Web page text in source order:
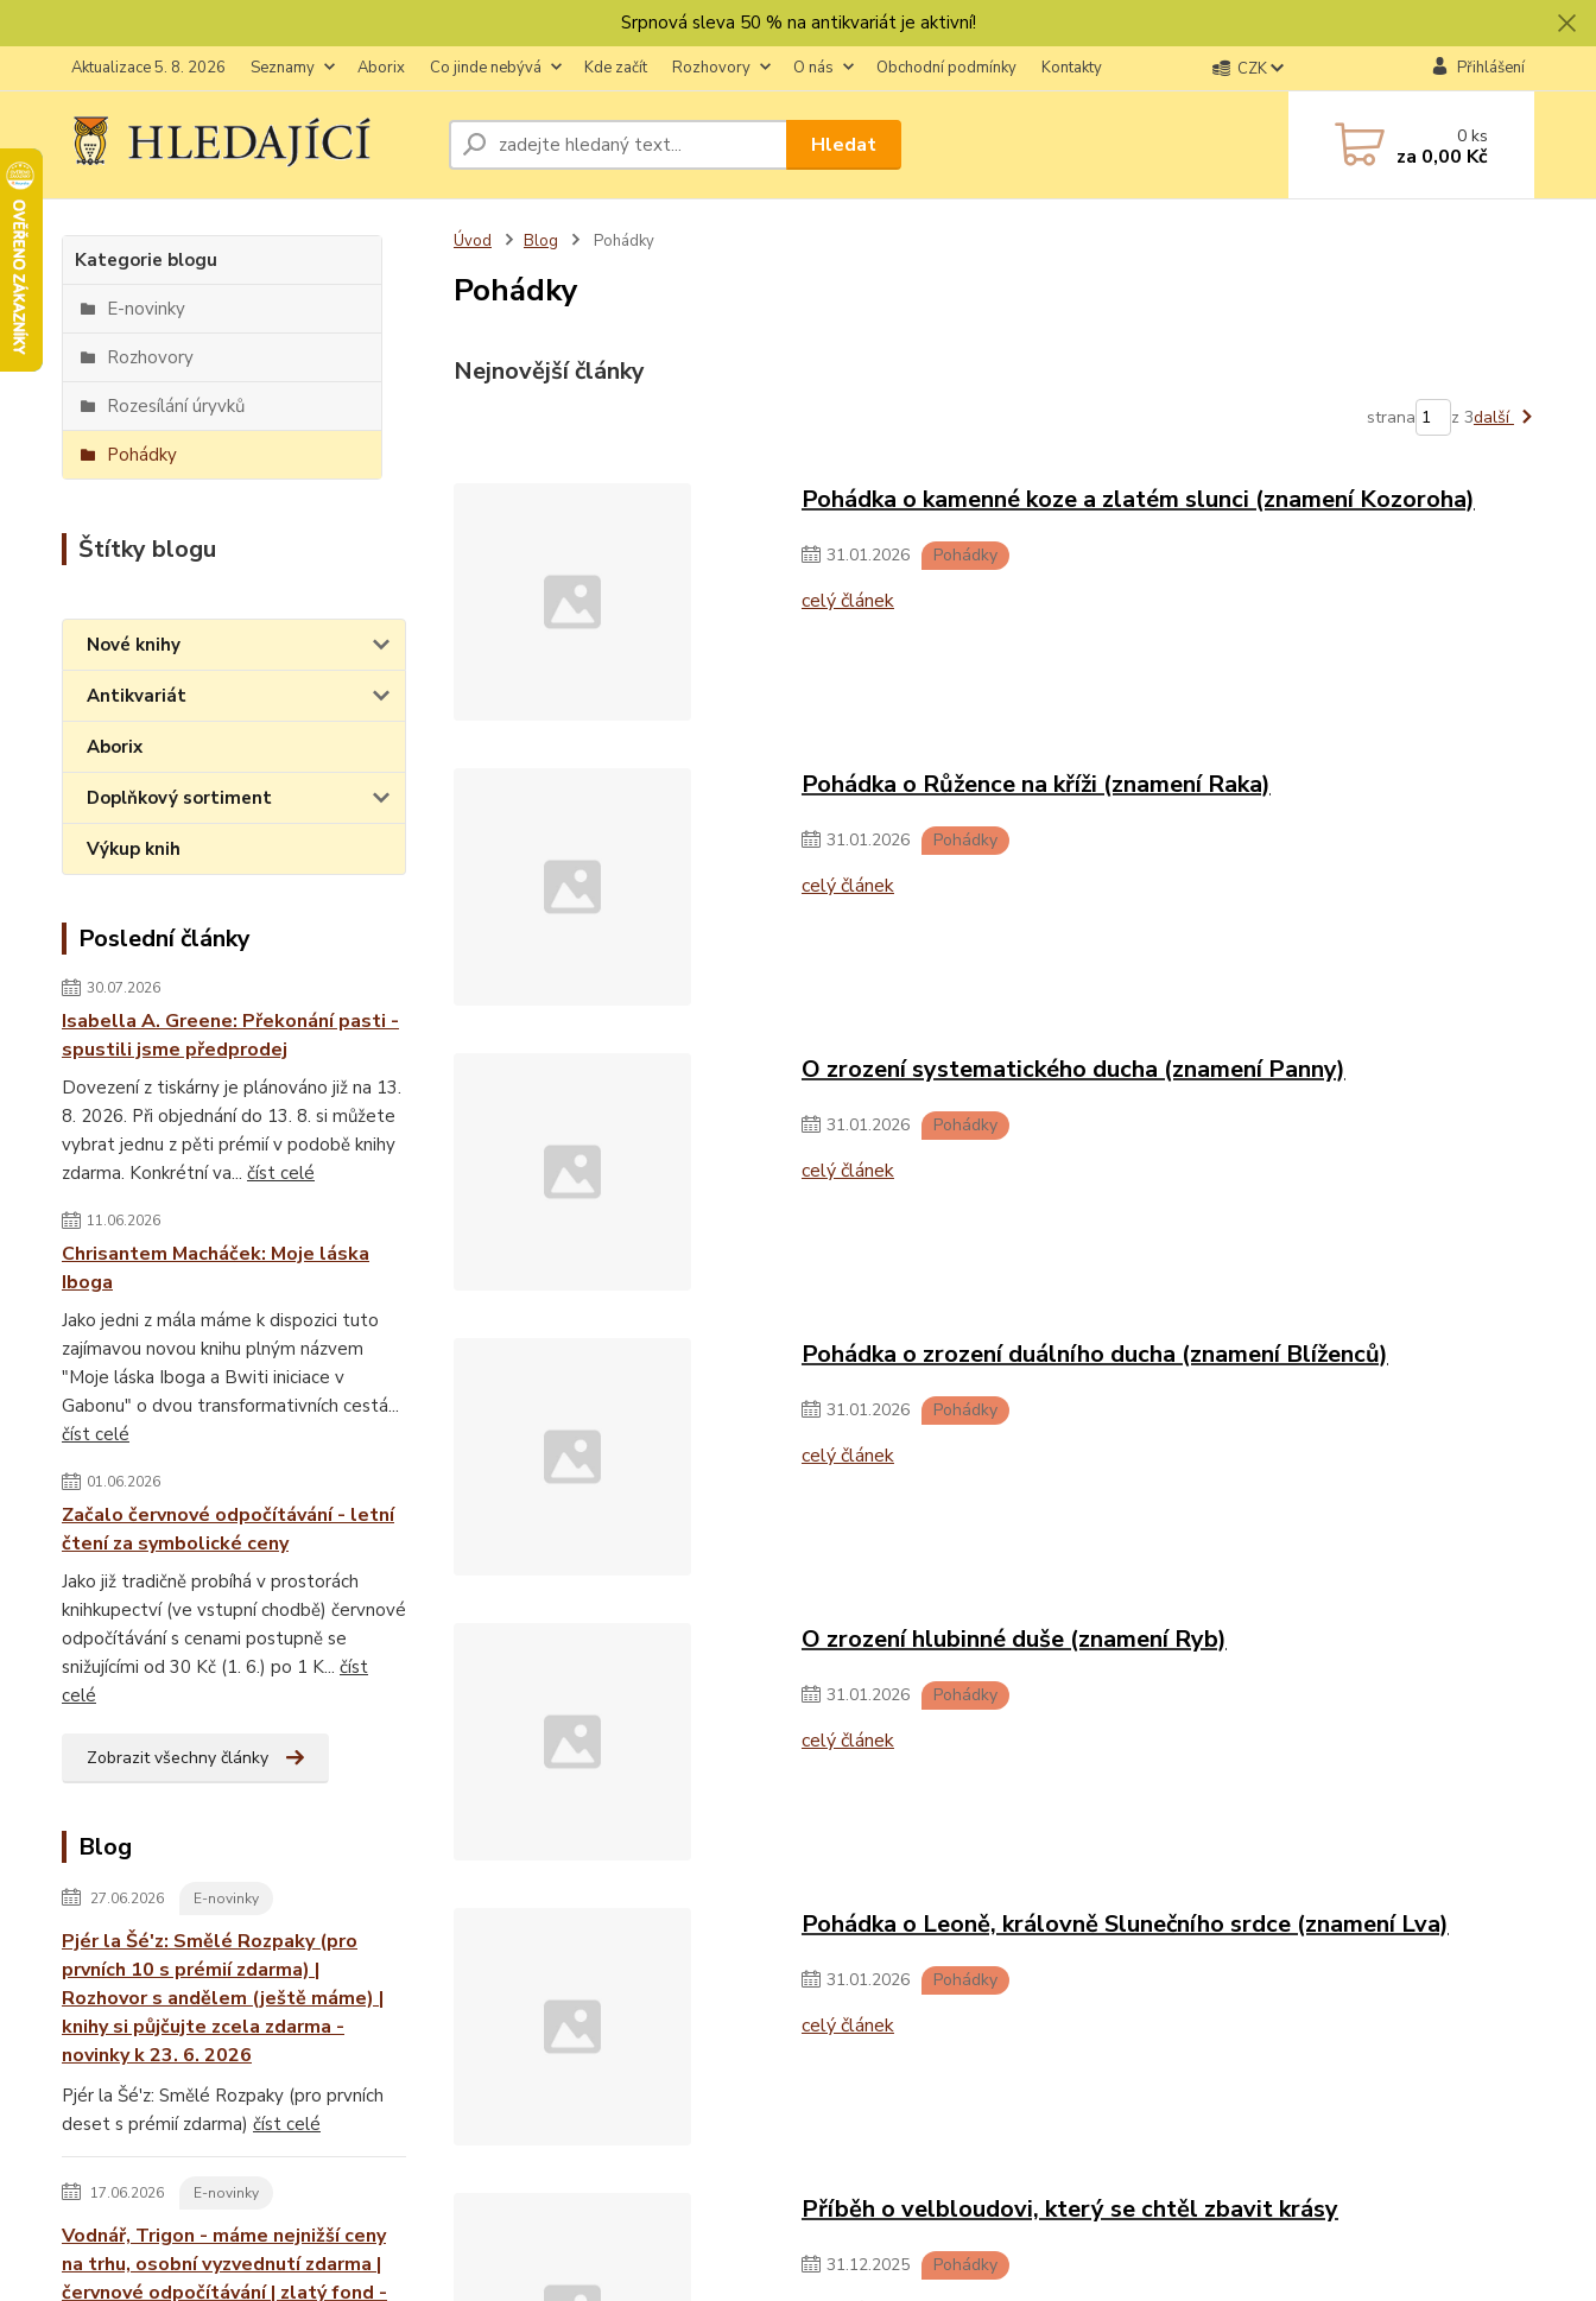
Srpnová sleva 50 % na antikvariát je aktivní!
Aktualizace 5. 8. 2026 Seznamy Aborix Co jinde nebývá Kde začít Rozhovory O nás Obchodní podmínky Kontakty CZK Přihlášení
Hledat 0ks
za 0,00 Kč
Kategorie blogu
E-novinky
Rozhovory
Rozesílání úryvků
Pohádky
Štítky blogu
Nové knihy
Antikvariát
Aborix
Doplňkový sortiment
Výkup knih
Poslední články
30.07.2026
Isabella A. Greene: Překonání pasti -
spustili jsme předprodej
Dovezení z tiskárny je plánováno již na 13.
8. 2026. Při objednání do 13. 8. si můžete
vybrat jednu z pěti prémií v podobě knihy
zdarma. Konkrétní va... číst celé
11.06.2026
Chrisantem Macháček: Moje láska
Iboga
Jako jedni z mála máme k dispozici tuto
zajímavou novou knihu plným názvem
"Moje láska Iboga a Bwiti iniciace v
Gabonu" o dvou transformativních cestá...
číst celé
01.06.2026
Začalo červnové odpočítávání - letní
čtení za symbolické ceny
Jako již tradičně probíhá v prostorách
knihkupectví (ve vstupní chodbě) červnové
odpočítávání s cenami postupně se
snižujícími od 30 Kč (1. 6.) po 1 K... číst
celé
Zobrazit všechny články
Blog
27.06.2026 E-novinky
Pjér la Šé'z: Smělé Rozpaky (pro
prvních 10 s prémií zdarma) |
Rozhovor s andělem (ještě máme) |
knihy si půjčujte zcela zdarma -
novinky k 23. 6. 2026
Pjér la Šé'z: Smělé Rozpaky (pro prvních
deset s prémií zdarma) číst celé
17.06.2026 E-novinky
Vodnář, Trigon - máme nejnižší ceny
na trhu, osobní vyzvednutí zdarma |
červnové odpočítávání | zlatý fond -
Úvod Blog Pohádky
Pohádky
Nejnovější články
strana z 3další
Pohádka o kamenné koze a zlatém slunci (znamení Kozoroha)
31.01.2026 Pohádky
celý článek
Pohádka o Růžence na kříži (znamení Raka)
31.01.2026 Pohádky
celý článek
O zrození systematického ducha (znamení Panny)
31.01.2026 Pohádky
celý článek
Pohádka o zrození duálního ducha (znamení Blíženců)
31.01.2026 Pohádky
celý článek
O zrození hlubinné duše (znamení Ryb)
31.01.2026 Pohádky
celý článek
Pohádka o Leoně, královně Slunečního srdce (znamení Lva)
31.01.2026 Pohádky
celý článek
Příběh o velbloudovi, který se chtěl zbavit krásy
31.12.2025 Pohádky